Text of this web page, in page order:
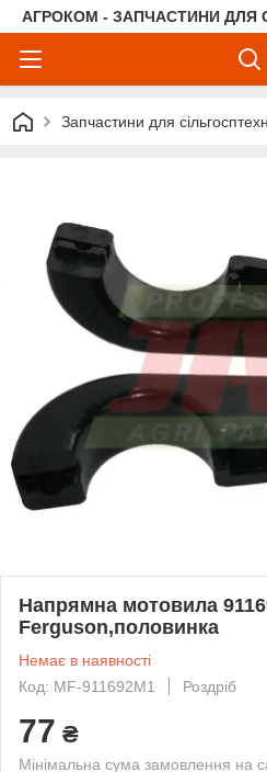
АГРОКОМ - ЗАПЧАСТИНИ ДЛЯ
Запчастини для
Напрямна мотовила
Ferguson,половинка
Немає в наявності
Код: MF-911692M1
Роздріб
77 ₴
Мінімальна сума замовлення на